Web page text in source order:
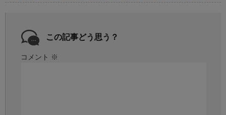
この記事どう思う？
コメント ※